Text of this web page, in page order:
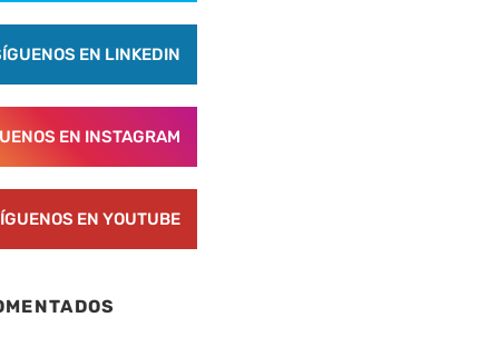
EN LINKEDIN
EN INSTAGRAM
EN YOUTUBE